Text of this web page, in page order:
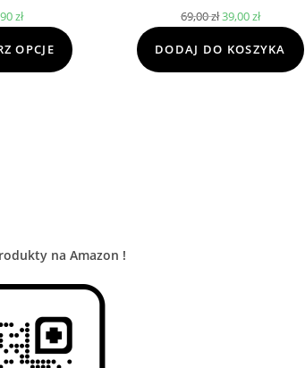
zł
OPCJE
69,00złPierwotna
39,00złAktualna
wynosi:
DODAJ DO KOSZYKA
na Amazon !